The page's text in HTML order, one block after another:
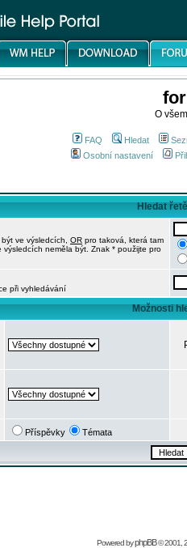
O
FAQ Hledat
Osobní nastavení
Hledat
ve výsledcích, OR pro taková, která tam
výsledcích neměla být. Znak * použijte pro
při vyhledávání
Možnosti
Příspěvky Témata
Powered byphpBB© 2001,